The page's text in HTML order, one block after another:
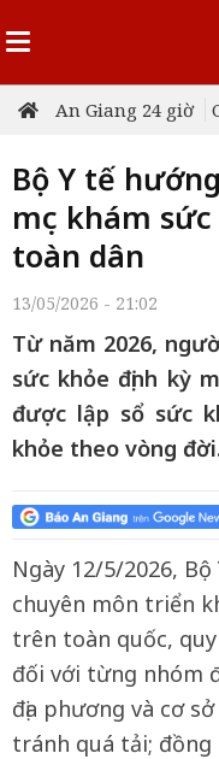
An Giang 24 giờ
Bộ Y tế
mục khám
toàn dân
13/05/2026 - 21:02
Từ năm 2026,
sức khỏe định kỳ
được lập sổ sức
khỏe theo vòng
Ngày 12/5/2026,
chuyên môn triển
trên toàn quốc,
đối với từng nhóm
địa phương và cơ
tránh quá tải;